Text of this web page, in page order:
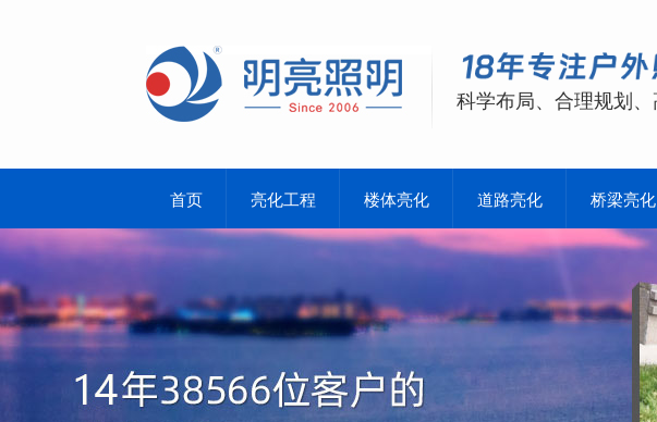
科学布局、合理规划、
首页 亮化工程 楼体亮化 道路亮化 桥梁亮化